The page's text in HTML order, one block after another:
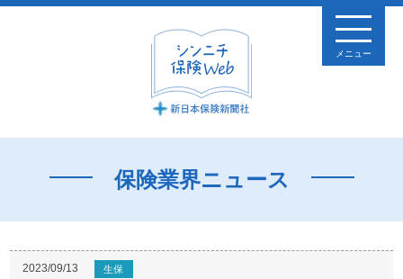
メニュー
保険業界ニュース
2023/09/13 生保